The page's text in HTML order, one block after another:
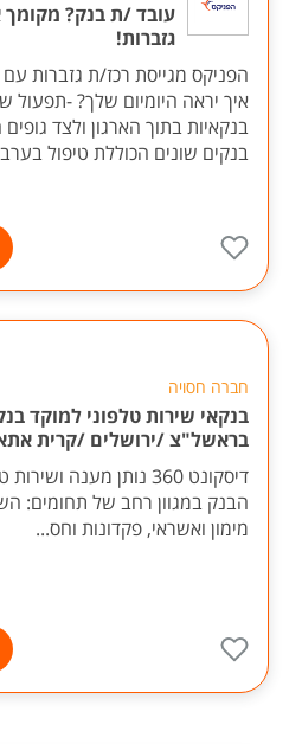
עובד /ת בנק? מקומך
גזברות!
הפניקס מגייסת רכז/ת גזברות עם
איך יראה היומיום שלך? -
בנקאיות בתוך הארגון ולצד
בנקים שונים הכוללת טיפול
חברה חסויה
בראשל"צ /ירושלים /קרית
דיסקונט 360 נותן מענה
הבנק במגוון רחב של תחומים:
מימון ואשראי, פקדונות וחס...